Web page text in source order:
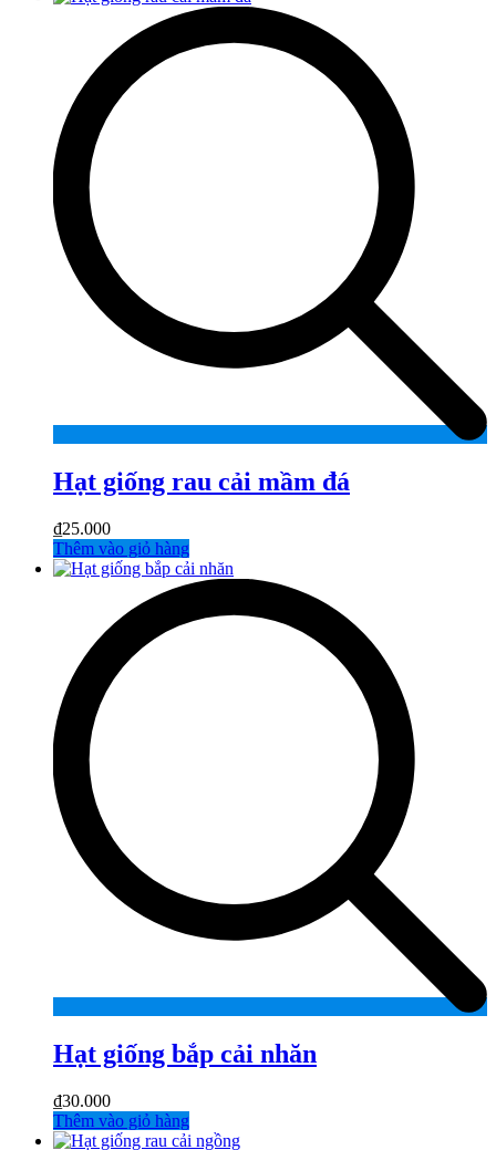
Hạt giống rau cải mầm đá
₫25.000
Thêm vào giỏ hàng
Hạt giống bắp cải nhăn
₫30.000
Thêm vào giỏ hàng